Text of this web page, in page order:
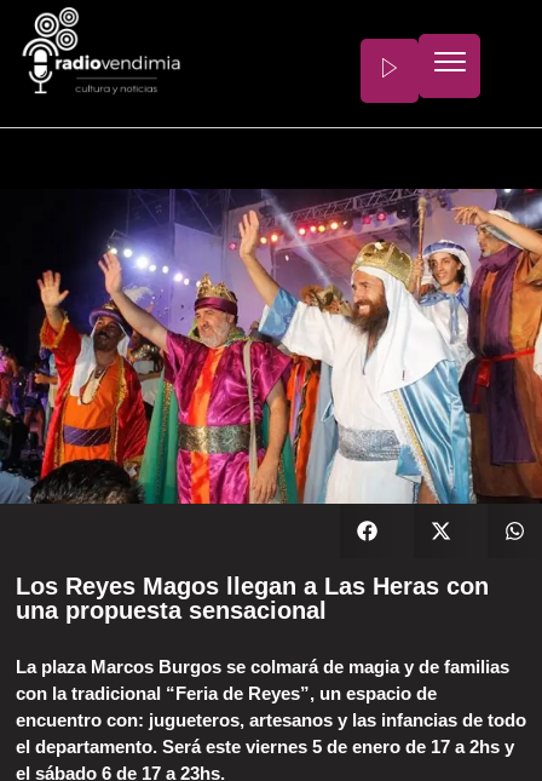
Los Reyes Magos llegan a Las Heras con
una propuesta sensacional
La plaza Marcos Burgos se colmará de magia y de familias
con la tradicional “Feria de Reyes”, un espacio de
encuentro con: jugueteros, artesanos y las infancias de todo
el departamento. Será este viernes 5 de enero de 17 a 2hs y
el sábado 6 de 17 a 23hs.